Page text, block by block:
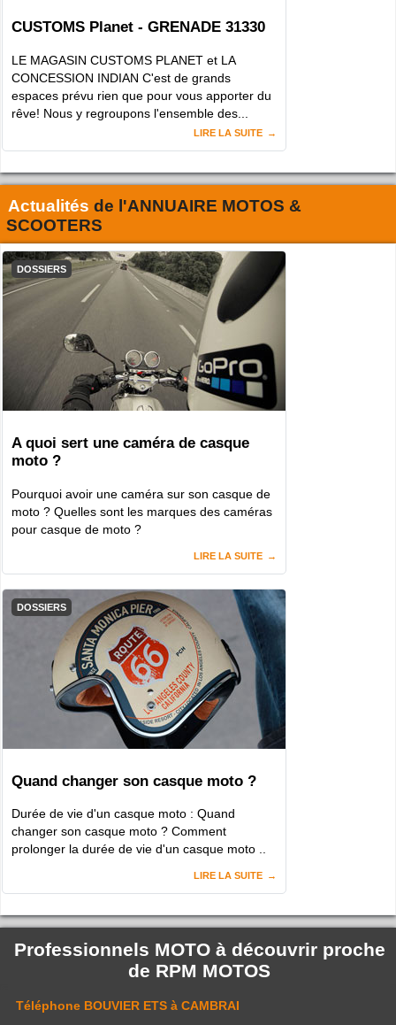
CUSTOMS Planet - GRENADE 31330
LE MAGASIN CUSTOMS PLANET et LA
CONCESSION INDIAN C'est de grands
espaces prévu rien que pour vous apporter du
rêve! Nous y regroupons l'ensemble des...
LIRE LA SUITE
Actualités de l'ANNUAIRE MOTOS &
SCOOTERS
DOSSIERS
A quoi sert une caméra de casque
moto ?
Pourquoi avoir une caméra sur son casque de
moto ? Quelles sont les marques des caméras
pour casque de moto ?
LIRE LA SUITE
DOSSIERS
Quand changer son casque moto ?
Durée de vie d'un casque moto : Quand
changer son casque moto ? Comment
prolonger la durée de vie d'un casque moto ..
LIRE LA SUITE
Professionnels MOTO à découvrir proche
de RPM MOTOS
Téléphone BOUVIER ETS à CAMBRAI